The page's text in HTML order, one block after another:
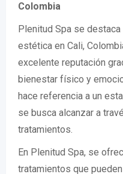
Colombia
Plenitud Spa se
estética en Cali,
excelente reputación
bienestar físico y
hace referencia a un
se busca alcanzar a
tratamientos.
En Plenitud Spa, se
tratamientos que